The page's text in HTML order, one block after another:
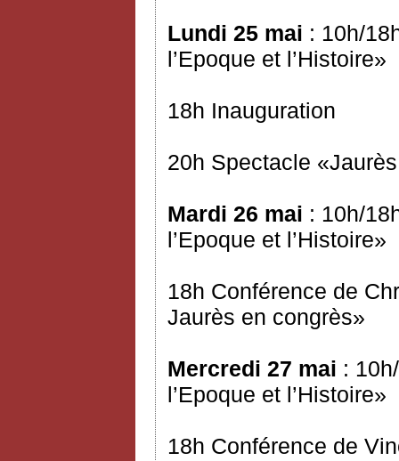
Lundi 25 mai : 10h/
l’Epoque et l’Histoire»
18h Inauguration
20h Spectacle
Mardi 26 mai : 10h/
l’Epoque et l’Histoire»
18h Conférence de
Jaurès en congrès»
Mercredi 27 mai :
l’Epoque et l’Histoire»
18h Conférence de